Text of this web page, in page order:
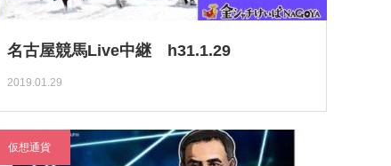
名古屋競馬Live中継 h31.1.29
2019.01.29
仮想通貨